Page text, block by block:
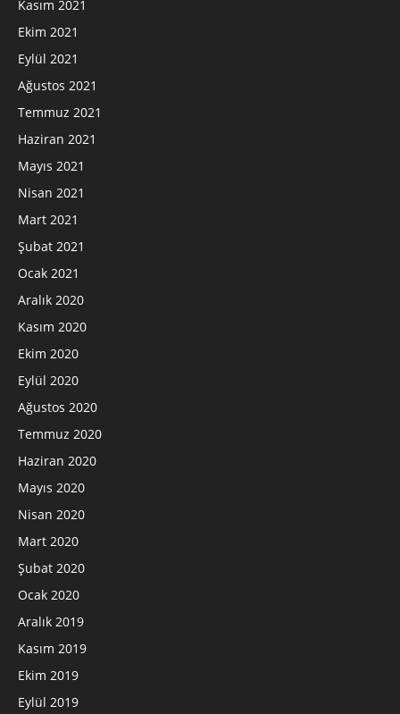
Kasım 2021
Ekim 2021
Eylül 2021
Ağustos 2021
Temmuz 2021
Haziran 2021
Mayıs 2021
Nisan 2021
Mart 2021
Şubat 2021
Ocak 2021
Aralık 2020
Kasım 2020
Ekim 2020
Eylül 2020
Ağustos 2020
Temmuz 2020
Haziran 2020
Mayıs 2020
Nisan 2020
Mart 2020
Şubat 2020
Ocak 2020
Aralık 2019
Kasım 2019
Ekim 2019
Eylül 2019